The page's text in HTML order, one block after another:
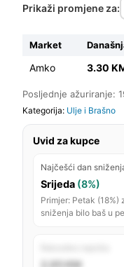
Prikaži promjene za:
Market
Amko 3.30
Posljednje ažuriranje:
Kategorija: Ulje i Brašno
Uvid za kupce
Najčešći dan
Srijeda (8%)
Primjer: Petak (18%)
sniženja bilo baš u
2,95 KM